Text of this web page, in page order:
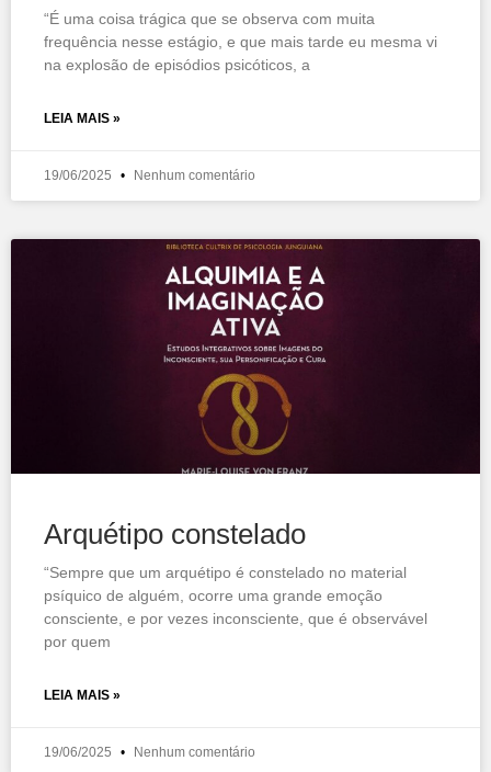
“É uma coisa trágica que se observa com muita
frequência nesse estágio, e que mais tarde eu mesma vi
na explosão de episódios psicóticos, a
LEIA MAIS »
19/06/2025 Nenhum comentário
Arquétipo constelado
“Sempre que um arquétipo é constelado no material
psíquico de alguém, ocorre uma grande emoção
consciente, e por vezes inconsciente, que é observável
por quem
LEIA MAIS »
19/06/2025 Nenhum comentário